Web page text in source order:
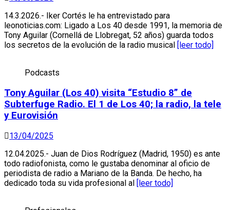
14.3.2026.- Iker Cortés le ha entrevistado para
leonoticias.com: Ligado a Los 40 desde 1991, la memoria de
Tony Aguilar (Cornellá de Llobregat, 52 años) guarda todos
los secretos de la evolución de la radio musical
[leer todo]
Podcasts
Tony Aguilar (Los 40) visita “Estudio 8” de
Subterfuge Radio. El 1 de Los 40; la radio, la tele
y Eurovisión
13/04/2025
12.04.2025.- Juan de Dios Rodríguez (Madrid, 1950) es ante
todo radiofonista, como le gustaba denominar al oficio de
periodista de radio a Mariano de la Banda. De hecho, ha
dedicado toda su vida profesional al [leer todo]